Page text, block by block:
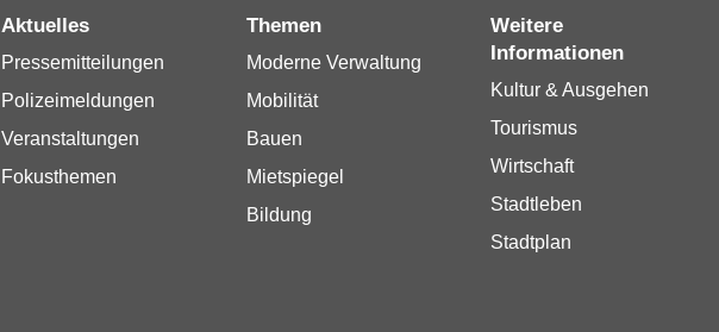
Aktuelles
Pressemitteilungen
Polizeimeldungen
Veranstaltungen
Fokusthemen
Themen
Moderne Verwaltung
Mobilität
Bauen
Mietspiegel
Bildung
Weitere
Informationen
Kultur & Ausgehen
Tourismus
Wirtschaft
Stadtleben
Stadtplan